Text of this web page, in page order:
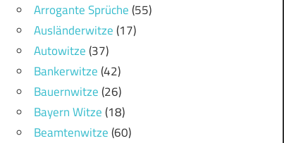
Arrogante Sprüche(55)
Ausländerwitze(17)
Autowitze(37)
Bankerwitze(42)
Bauernwitze(26)
Bayern Witze(18)
Beamtenwitze(60)